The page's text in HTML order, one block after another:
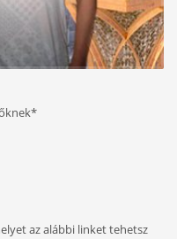
az alábbi linket tehetsz